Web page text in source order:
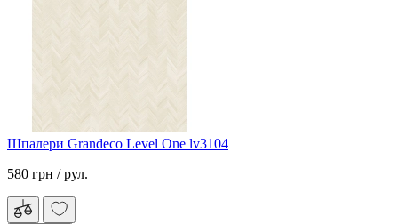
Шпалери Grandeco Level One lv3104
580 грн / рул.